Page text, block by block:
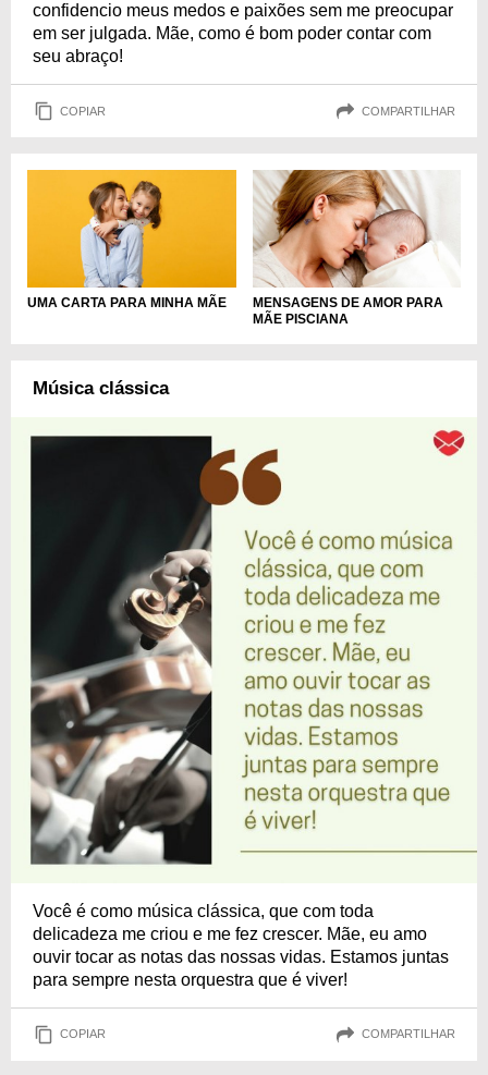
confidencio meus medos e paixões sem me preocupar
em ser julgada. Mãe, como é bom poder contar com
seu abraço!
COPIAR COMPARTILHAR
UMA CARTA PARA MINHA MÃE
MENSAGENS DE AMOR PARA
MÃE PISCIANA
Música clássica
Você é como música clássica, que com toda
delicadeza me criou e me fez crescer. Mãe, eu amo
ouvir tocar as notas das nossas vidas. Estamos juntas
para sempre nesta orquestra que é viver!
COPIAR COMPARTILHAR